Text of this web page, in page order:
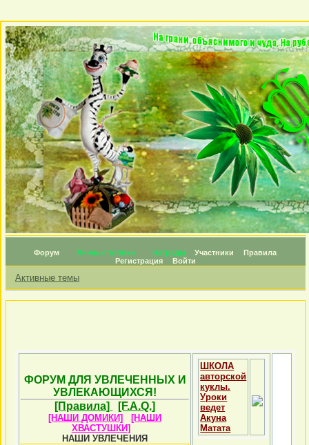
Форум Личные топики Награды Участники
Правила
Регистрация
Войти
Активные темы
ФОРУМ ДЛЯ УВЛЕЧЕННЫХ И
УВЛЕКАЮЩИХСЯ!
[Правила]
[F.A.Q.]
[НАШИ ДОМИКИ]
[НАШИ
ХВАСТУШКИ]
НАШИ УВЛЕЧЕНИЯ
ШКОЛА
авторской
куклы.
Уроки
ведет
Акуна
Матата